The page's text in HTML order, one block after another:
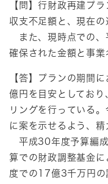
【問】行財政再建プ
収支不足額と、現在の
また、現時点での、
確保された金額と事業
【答】プランの期間
億円を目安としてお
リングを行っている
に案を示せるよう、精
平成30年度予算編
算での財政調整基金
度での17億3千万円の